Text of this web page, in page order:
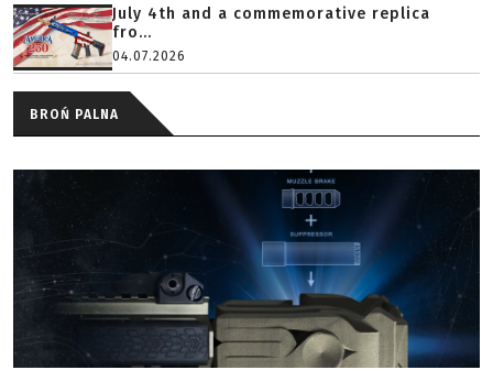
July 4th and a commemorative replica
fro...
04.07.2026
BROŃ PALNA